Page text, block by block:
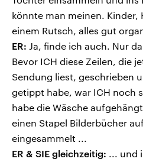
könnte man meinen. Kinder,
einem Rutsch, alles gut
ER: Ja, finde ich auch. Nur
Bevor ICH diese Zeilen, die
Sendung liest, geschrieben
getippt habe, war ICH noch
habe die Wäsche
einen Stapel Bilderbücher
eingesammelt ...
ER & SIE gleichzeitig: ... und